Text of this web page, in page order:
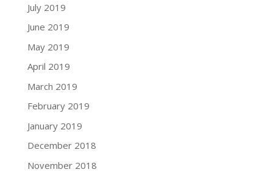
July 2019
June 2019
May 2019
April 2019
March 2019
February 2019
January 2019
December 2018
November 2018